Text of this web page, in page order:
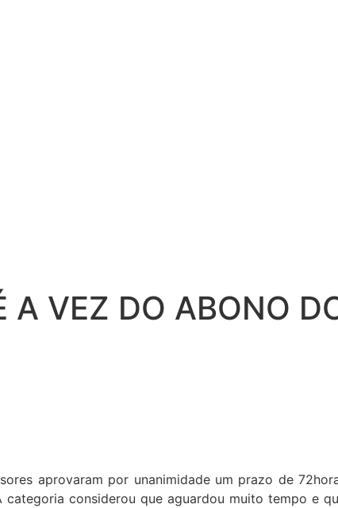
A VEZ DO ABONO
aprovaram por unanimidade um prazo de
considerou que aguardou muito tempo e